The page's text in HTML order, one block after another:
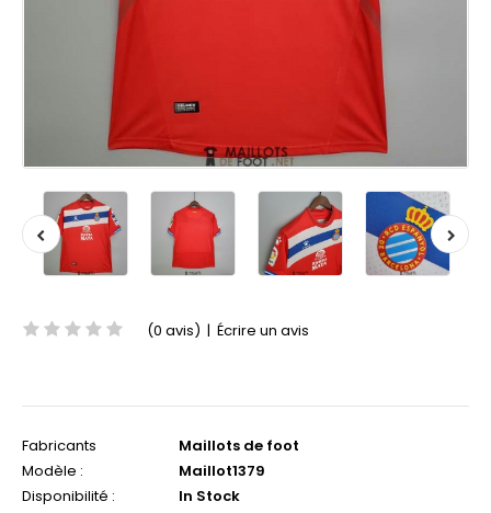
(0 avis) | Écrire un avis
Fabricants
Maillots de foot
Modèle :
Maillot1379
Disponibilité :
In Stock